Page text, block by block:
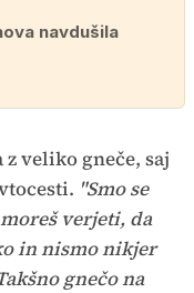
navdušila
veliko gneče, saj
"Smo se
verjeti, da
in nismo nikjer
gnečo na